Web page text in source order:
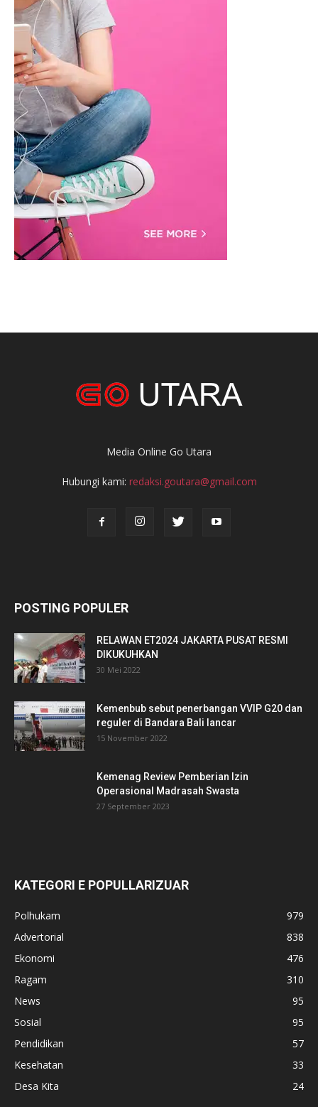
Media Online Go Utara
Hubungi kami: redaksi.goutara@gmail.com
POSTING POPULER
RELAWAN ET2024 JAKARTA PUSAT RESMI
DIKUKUHKAN
30 Mei 2022
Kemenbub sebut penerbangan VVIP G20 dan
reguler di Bandara Bali lancar
15 November 2022
Kemenag Review Pemberian Izin
Operasional Madrasah Swasta
27 September 2023
KATEGORI E POPULLARIZUAR
Polhukam
979
Advertorial
838
Ekonomi
476
Ragam
310
News
95
Sosial
95
Pendidikan
57
Kesehatan
33
Desa Kita
24